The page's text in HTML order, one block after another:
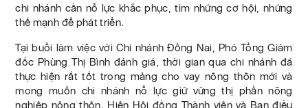
chi nhánh cần nỗ lực khắc phục, tìm những cơ hội, những
thế mạnh để phát triển.
Tại buổi làm việc với Chi nhánh Đồng Nai, Phó Tổng Giám
đốc Phùng Thị Bình đánh giá, thời gian qua chi nhánh đã
thực hiện rất tốt trong mảng cho vay nông thôn mới và
mong muốn chi nhánh nỗ lực giữ vững thị phần nông
nghiệp nông thôn. Hiện Hội đồng Thành viên và Ban điều